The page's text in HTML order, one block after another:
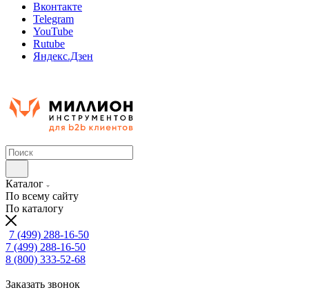
Вконтакте
Telegram
YouTube
Rutube
Яндекс.Дзен
Каталог
По всему сайту
По каталогу
7 (499) 288-16-50
7 (499) 288-16-50
8 (800) 333-52-68
Заказать звонок